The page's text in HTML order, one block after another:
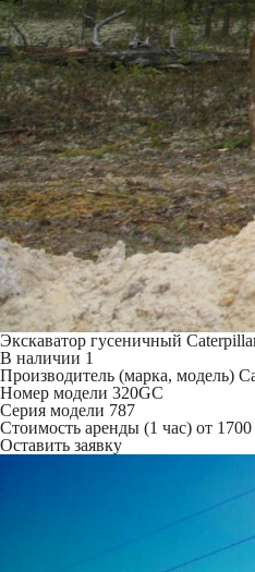
Экскаватор гусеничный
В наличии 1
Производитель (марка, модель)
Номер модели 320GC
Серия модели 787
Стоимость аренды (1 час) от 1700
Оставить заявку